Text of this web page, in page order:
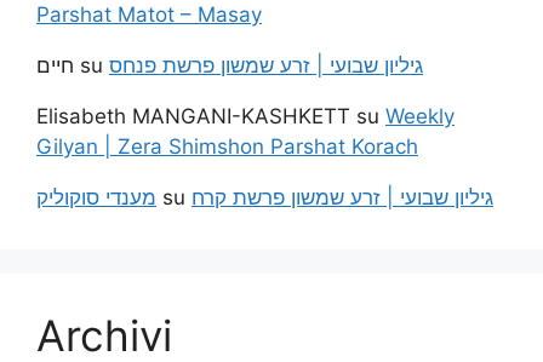
Parshat Matot – Masay
חיים su גיליון שבועי | זרע שמשון פרשת פנחס
Elisabeth MANGANI-KASHKETT su Weekly
Gilyan | Zera Shimshon Parshat Korach
מענדי סוקוליק su גיליון שבועי | זרע שמשון פרשת קרח
Archivi